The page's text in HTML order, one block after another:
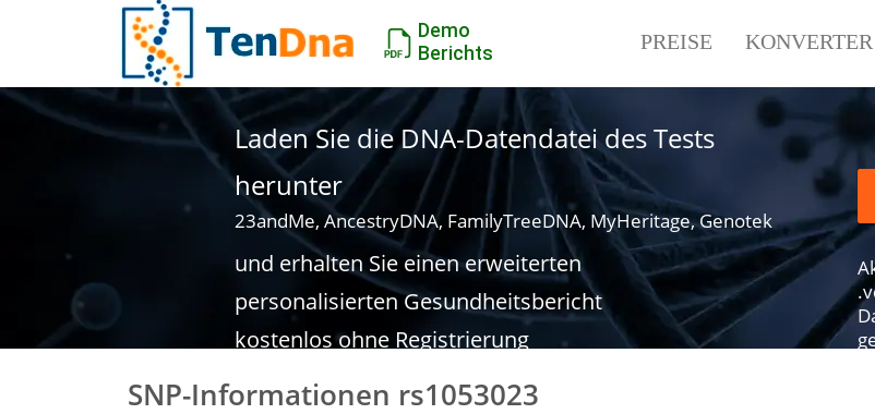
Demo
Berichts
PREISE KONVERTER
Laden Sie die DNA-Datendatei des Tests
herunter
23andMe, AncestryDNA, FamilyTreeDNA, MyHeritage, Genotek
und erhalten Sie einen erweiterten
personalisierten Gesundheitsbericht
kostenlos ohne Registrierung
SNP-Informationen rs1053023